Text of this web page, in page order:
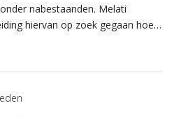
nabestaanden. Melati
hiervan op zoek gegaan hoe